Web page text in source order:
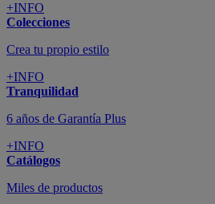
+INFO
Colecciones
Crea tu propio estilo
+INFO
Tranquilidad
6 años de Garantía Plus
+INFO
Catálogos
Miles de productos